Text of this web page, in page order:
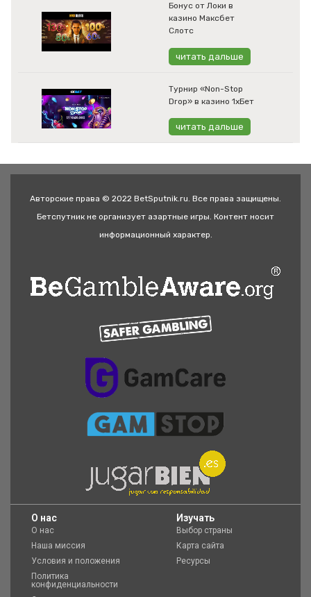
Бонус от Локи в
казино Максбет
Слотс
читать дальше
Турнир «Non-Stop
Drop» в казино 1хБет
читать дальше
Авторские права © 2022 BetSputnik.ru. Все права защищены.
Бетспутник не организует азартные игры. Контент носит
информационный характер.
O нас
О нас
Наша миссия
Условия и положения
Политика
конфиденциальности
Изучать
Выбор страны
Карта сайта
Ресурсы